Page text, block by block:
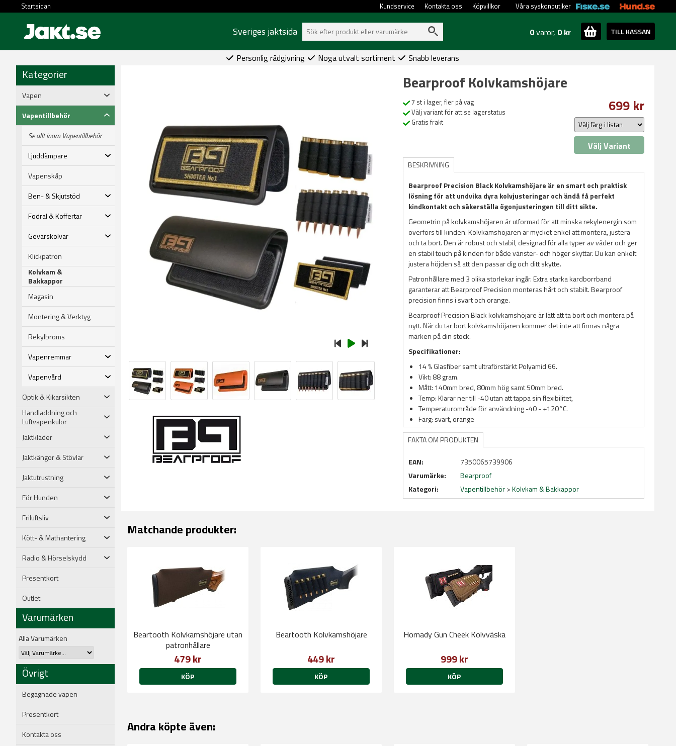
Startsidan Våra syskonbutiker
Köpvillkor
Kontakta oss
Kundservice
Sveriges jaktsida 0varor, 0 kr TILL KASSAN
Personlig rådgivning Noga utvalt sortiment Snabb leverans
Kategorier
Vapen
Vapentillbehör
Se allt inom Vapentillbehör
Ljuddämpare
Vapenskåp
Ben- & Skjutstöd
Fodral & Koffertar
Gevärskolvar
Klickpatron
Kolvkam &
Bakkappor
Magasin
Montering & Verktyg
Rekylbroms
Vapenremmar
Vapenvård
Optik & Kikarsikten
Handladdning och
Luftvapenkulor
Jaktkläder
Jaktkängor & Stövlar
Jaktutrustning
För Hunden
Friluftsliv
Kött- & Mathantering
Radio & Hörselskydd
Presentkort
Outlet
Varumärken
Alla Varumärken
Övrigt
Begagnade vapen
Presentkort
Kontakta oss
Bearproof Kolvkamshöjare
7 st i lager, fler på väg
Välj variant för att se lagerstatus
Gratis frakt
699 kr
Välj Variant
BESKRIVNING
Bearproof Precision Black Kolvkamshöjare är en smart och praktisk
lösning för att undvika dyra kolvjusteringar och ändå få perfekt
kindkontakt och säkerställa ögonjusteringen till ditt sikte.
Geometrin på kolvkamshöjaren är utformad för att minska rekylenergin som
överförs till kinden. Kolvkamshöjaren är mycket enkel att montera, justera
och ta bort. Den är robust och stabil, designad för alla typer av väder och ger
en stabil touch på kinden för både vänster- och höger skyttar. Du kan enkelt
justera höjden så att den passar dig och ditt skytte.
Patronhållare med 3 olika storlekar ingår. Extra starka kardborrband
garanterar att Bearproof Precision monteras hårt och stabilt. Bearproof
precision finns i svart och orange.
Bearproof Precision Black kolvkamshöjare är lätt att ta bort och montera på
nytt. När du tar bort kolvkamshöjaren kommer det inte att finnas några
märken på din stock.
Specifikationer:
14 % Glasfiber samt ultraförstärkt Polyamid 66.
Vikt: 88 gram.
Mått: 140mm bred, 80mm hög samt 50mm bred.
Temp: Klarar ner till -40 utan att tappa sin flexibilitet,
Temperaturområde för användning -40 - +120°C.
Färg: svart, orange
FAKTA OM PRODUKTEN
EAN:
7350065739906
Varumärke:
Bearproof
Kategori:
Vapentillbehör>Kolvkam & Bakkappor
Matchande produkter:
Beartooth Kolvkamshöjare utan
patronhållare
479 kr
KÖP
Beartooth Kolvkamshöjare
449 kr
KÖP
Hornady Gun Cheek Kolvväska
999 kr
KÖP
Andra köpte även: